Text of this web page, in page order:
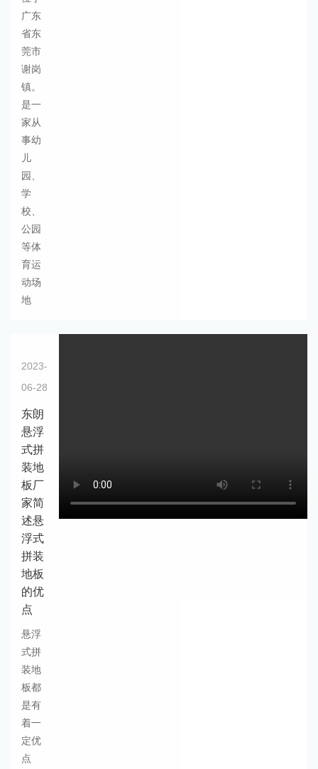
广东
省东
莞市
谢岗
镇。
是一
家从
事幼
儿
园、
学
校、
公园
等体
育运
动场
地
2023-
06-28
东朗
悬浮
式拼
装地
板厂
家简
述悬
浮式
拼装
地板
的优
点
悬浮
式拼
装地
板都
是有
着一
定优
点